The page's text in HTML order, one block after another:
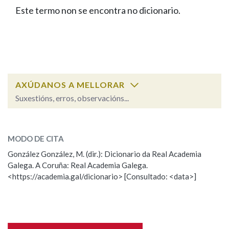
FIGURAS HOMENAXEADAS
PORTAL DAS PALABRAS
Facebook
TwitterYoutubeInstagram
Bluesky
BUSCAR NOS LEMAS
Remata por
BUSCAR NO CONTIDO
Nas definicións
Este termo non se encontra no dicionario.
AXÚDANOS A MELLORAR
Suxestións, erros, observacións...
Observación
Nome
MODO DE CITA
González González, M. (dir.): Dicionario da Real Academia
Galega. A Coruña: Real Academia Galega.
<https://academia.gal/dicionario> [Consultado: <data>]